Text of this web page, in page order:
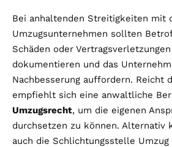
Bei anhaltenden Streitigkeiten mit
Umzugsunternehmen sollten
Schäden oder
dokumentieren und das
Nachbesserung auffordern. Reicht
empfiehlt sich eine anwaltliche
Umzugsrecht, um die eigenen
durchsetzen zu können. Alternativ
auch die Schlichtungsstelle